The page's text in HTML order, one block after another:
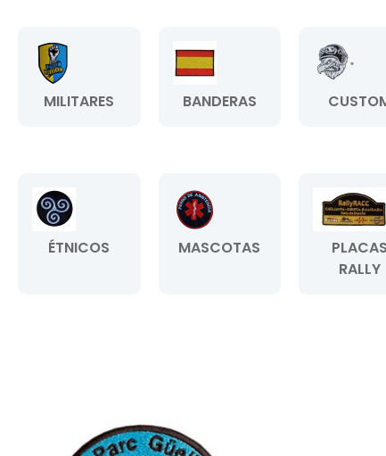
MILITARES BANDERAS
ÉTNICOS MASCOTAS
PLACAS
RALLY